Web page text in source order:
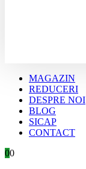
MAGAZIN
REDUCERI
DESPRE NOI
BLOG
SICAP
CONTACT
00